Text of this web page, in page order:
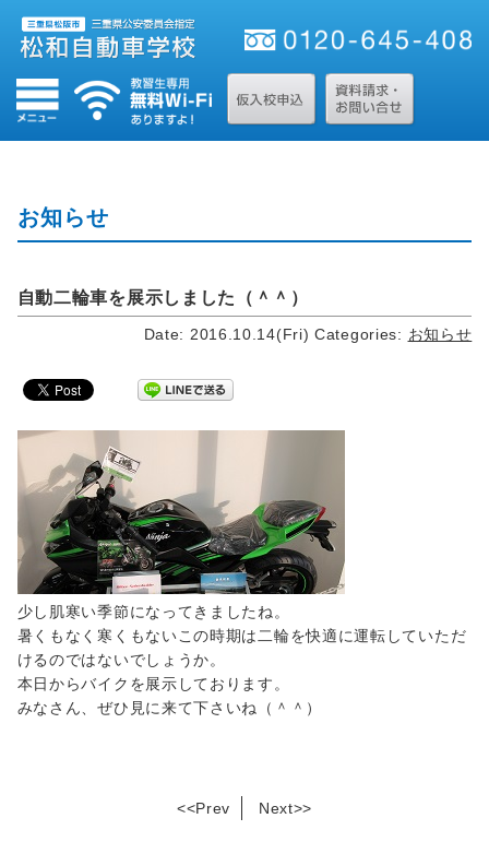
お知らせ
自動二輪車を展示しました（＾＾）
Date: 2016.10.14(Fri) Categories: お知らせ
少し肌寒い季節になってきましたね。
暑くもなく寒くもないこの時期は二輪を快適に運転していただ
けるのではないでしょうか。
本日からバイクを展示しております。
みなさん、ぜひ見に来て下さいね（＾＾）
<<Prev Next>>